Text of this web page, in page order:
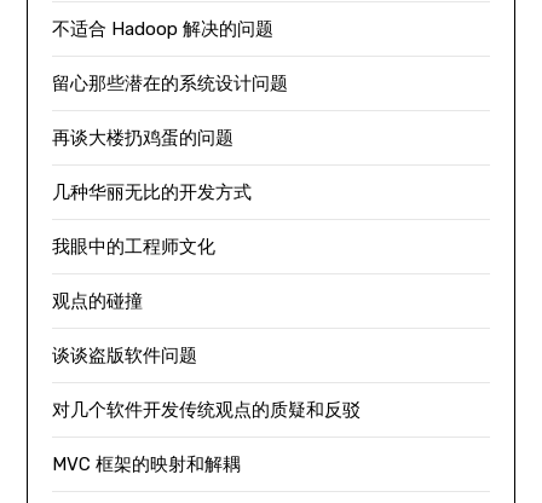
不适合 Hadoop 解决的问题
留心那些潜在的系统设计问题
再谈大楼扔鸡蛋的问题
几种华丽无比的开发方式
我眼中的工程师文化
观点的碰撞
谈谈盗版软件问题
对几个软件开发传统观点的质疑和反驳
MVC 框架的映射和解耦